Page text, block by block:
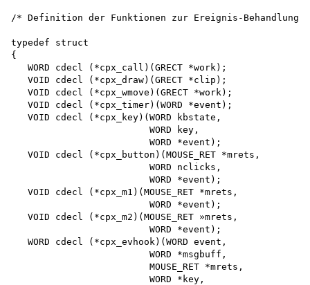
/* Definition der Funktionen zur Ereignis-
typedef struct
{
   WORD cdecl (*cpx_call)(GRECT *work);
   VOID cdecl (*cpx_draw)(GRECT *clip);
   VOID cdecl (*cpx_wmove)(GRECT *work);
   VOID cdecl (*cpx_timer)(WORD *event);
   VOID cdecl (*cpx_key)(WORD kbstate,
                         WORD key,
                         WORD *event);
   VOID cdecl (*cpx_button)(MOUSE_RET *mrets,
                         WORD nclicks,
                         WORD *event);
   VOID cdecl (*cpx_m1)(MOUSE_RET *mrets,
                         WORD *event);
   VOID cdecl (*cpx_m2)(MOUSE_RET »mrets,
                         WORD *event);
   WORD cdecl (*cpx_evhook)(WORD event,
                         WORD *msgbuff,
                         MOUSE_RET *mrets,
                         WORD *key,